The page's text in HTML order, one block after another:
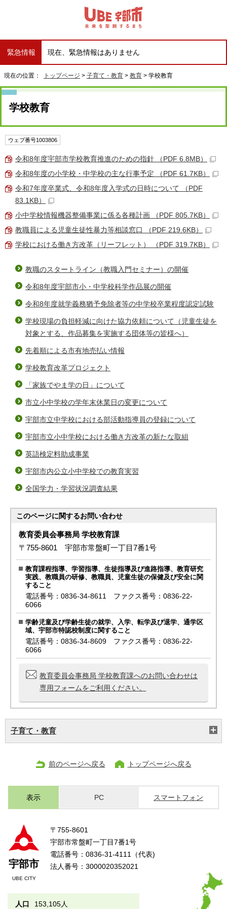
緊急情報 現在、緊急情報はありません
現在の位置： トップページ > 子育て・教育 > 教育 > 学校教育
学校教育
ウェブ番号1003806
令和8年度宇部市学校教育推進のための指針 （PDF 6.8MB）
令和8年度の小学校・中学校の主な行事予定 （PDF 61.7KB）
令和7年度卒業式、令和8年度入学式の日時について （PDF
83.1KB）
小中学校情報機器整備事業に係る各種計画 （PDF 805.7KB）
教職員による児童生徒性暴力等相談窓口 （PDF 219.6KB）
学校における働き方改革（リーフレット） （PDF 319.7KB）
教職のスタートライン（教職入門セミナー）の開催
令和8年度宇部市小・中学校科学作品展の開催
令和8年度就学義務猶予免除者等の中学校卒業程度認定試験
学校現場の負担軽減に向けた協力依頼について（児童生徒を
対象とする、作品募集を実施する団体等の皆様へ）
先着順による市有地売払い情報
学校教育改革プロジェクト
「家族でやま学の日」について
市立小中学校の学年末休業日の変更について
宇部市立中学校における部活動指導員の登録について
宇部市立小中学校における働き方改革の新たな取組
英語検定料助成事業
宇部市内公立小中学校での教育実習
全国学力・学習状況調査結果
このページに関するお問い合わせ
教育委員会事務局 学校教育課
〒755-8601 宇部市常盤町一丁目7番1号
教育課程指導、学習指導、生徒指導及び進路指導、教育研究
実践、教職員の研修、教職員、児童生徒の保健及び安全に関
すること
電話番号：0836-34-8611 ファクス番号：0836-22-
6066
学齢児童及び学齢生徒の就学、入学、転学及び退学、通学区
域、宇部市特認校制度に関すること
電話番号：0836-34-8609 ファクス番号：0836-22-
6066
教育委員会事務局 学校教育課へのお問い合わせは
専用フォームをご利用ください。
子育て・教育
前のページへ戻る トップページへ戻る
表示 PC スマートフォン
宇部市
UBE CITY
〒755-8601
宇部市常盤町一丁目7番1号
電話番号：0836-31-4111（代表)
法人番号：3000020352021
人口 153,105人